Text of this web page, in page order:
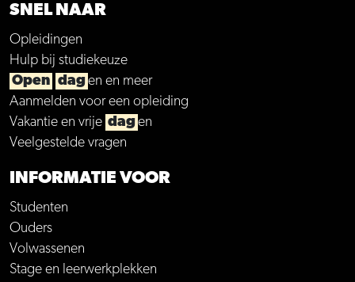
SNEL NAAR
Opleidingen
Hulp bij studiekeuze
Open dagen en meer
Aanmelden voor een opleiding
Vakantie en vrije dagen
Veelgestelde vragen
INFORMATIE VOOR
Studenten
Ouders
Volwassenen
Stage en leerwerkplekken